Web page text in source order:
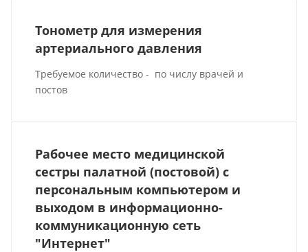
Тонометр для измерения
артериального давления
Требуемое количество - по числу врачей и
постов
Рабочее место медицинской
сестры палатной (постовой) с
персональным компьютером и
выходом в информационно-
коммуникационную сеть
"Интернет"